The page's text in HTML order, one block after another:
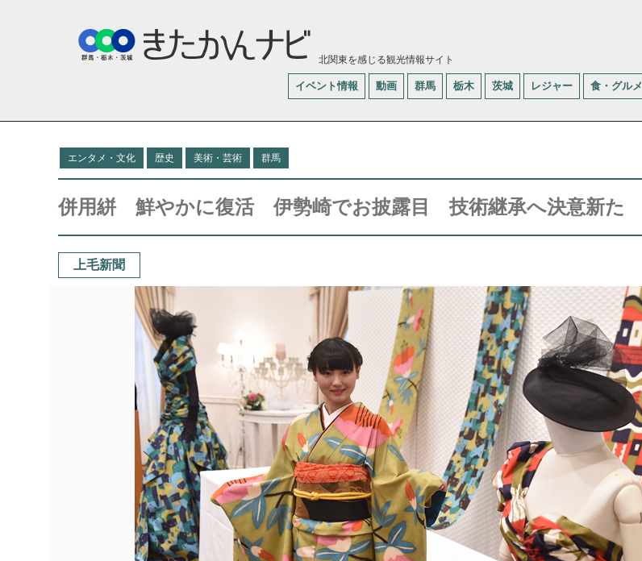
北関東を感じる観光情報サイト
イベント情報 動画 群馬 栃木 茨城 レジャー 食・グルメ
エンタメ・文化 歴史 美術・芸術 群馬
併用絣 鮮やかに復活 伊勢崎でお披露目 技術継承へ決意新た
上毛新聞